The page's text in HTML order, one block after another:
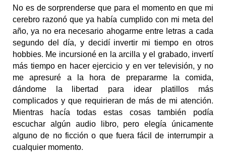
No es de sorprenderse que para el momento en que mi
cerebro razonó que ya había cumplido con mi meta del
año, ya no era necesario ahogarme entre letras a cada
segundo del día, y decidí invertir mi tiempo en otros
hobbies. Me incursioné en la arcilla y el grabado, invertí
más tiempo en hacer ejercicio y en ver televisión, y no
me apresuré a la hora de prepararme la comida,
dándome la libertad para idear platillos más
complicados y que requirieran de más de mi atención.
Mientras hacía todas estas cosas también podía
escuchar algún audio libro, pero elegía únicamente
alguno de no ficción o que fuera fácil de interrumpir a
cualquier momento.